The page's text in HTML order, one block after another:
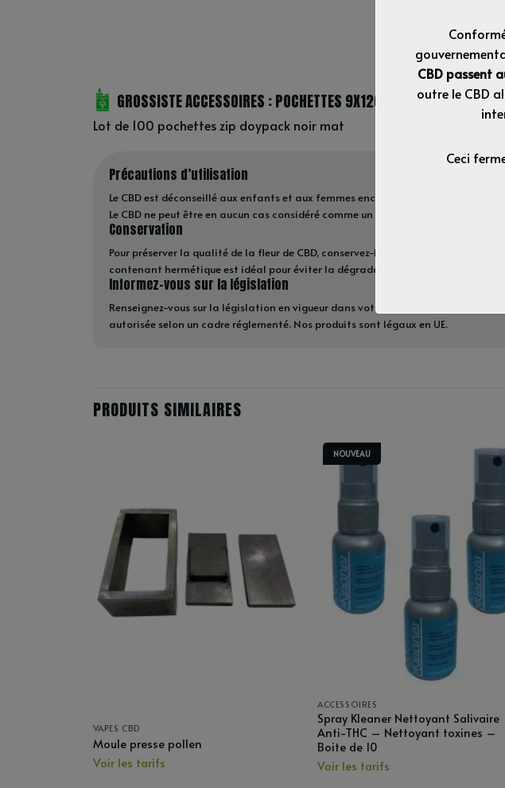
GROSSISTE ACCESSOIRES : POCHETTES 9X12CM LOT DE 100
Lot de 100 pochettes zip doypack noir mat
Précautions d’utilisation
Le CBD est déconseillé aux enfants et aux femmes enceintes. Ce produit est
Le CBD ne peut être en aucun cas considéré comme un médicament.
Conservation
Pour préserver la qualité de la fleur de CBD, conservez-la dans un endroit frais,
contenant hermétique est idéal pour éviter la dégradation des cannabinoïdes.
Informez-vous sur la législation
Renseignez-vous sur la législation en vigueur dans votre pays ou région, Si vous
autorisée selon un cadre réglementé. Nos produits sont légaux en UE.
PRODUITS SIMILAIRES
VAPES CBD
Moule presse pollen
Voir les tarifs
NOUVEAU
ACCESSOIRES
Spray Kleaner Nettoyant Salivaire
Anti-THC – Nettoyant toxines –
Boite de 10
Voir les tarifs
CBD passent
outre le CBD
Ceci